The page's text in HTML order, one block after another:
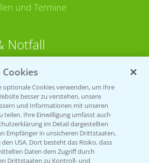
und Termine
Notfall
auf WhatsApp
346 564 1
30-20220
Cookies
optionale Cookies verwenden, um Ihre
besser zu verstehen, unsere
und Informationen mit unseren
teilen. Ihre Einwilligung umfasst auch
im Detail dargestellten
Empfänger in unsicheren Drittstaaten,
USA. Dort besteht das Risiko, dass
Daten dem Zugriff durch
Drittstaaten zu Kontroll- und